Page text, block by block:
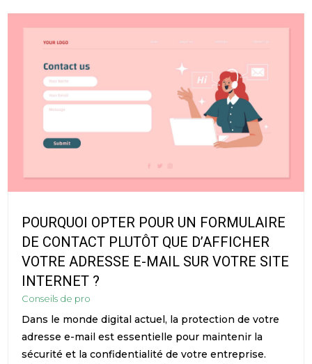
POURQUOI OPTER POUR UN FORMULAIRE
DE CONTACT PLUTÔT QUE D’AFFICHER
VOTRE ADRESSE E-MAIL SUR VOTRE SITE
INTERNET ?
Conseils de pro
Dans le monde digital actuel, la protection de votre
adresse e-mail est essentielle pour maintenir la
sécurité et la confidentialité de votre entreprise.